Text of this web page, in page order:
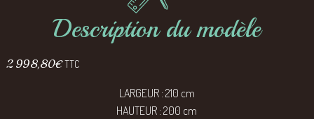
Description du modèle
2 998,80€TTC
LARGEUR : 210 cm
HAUTEUR : 200 cm